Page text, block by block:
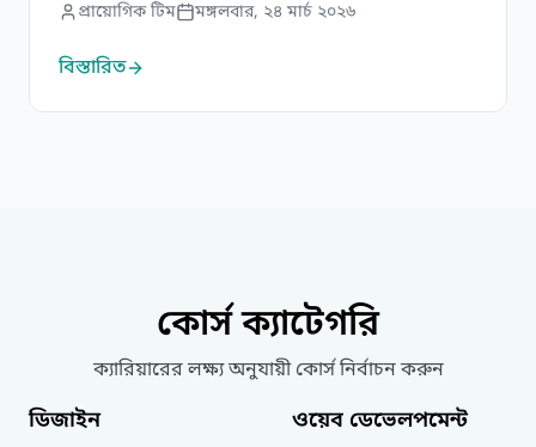
না। যেন কোথাও একটি অদৃশ্য gap রয়ে গেছে। এই gap
সাধারণত একটি জায়গাতেই থাকে—audience
capture না হওয়া। ডিজিটাল মার্কেটিংয়ের একটি কঠিন
বাস্তবতা হলো, traffic আর growth এক […]
প্রায়োগিক টিম মঙ্গলবার, ২৪ মার্চ ২০২৬
বিস্তারিত
কোর্স ক্যাটেগরি
ক্যারিয়ারের লক্ষ্য অনুযায়ী কোর্স নির্বাচন করুন
ডিজাইন ওয়েব ডেভেলপমেন্ট